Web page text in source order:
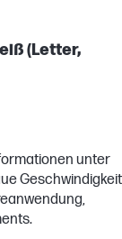
(Letter,
unter
Geschwindigkeit